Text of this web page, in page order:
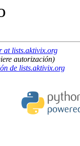
at lists.aktivix.org
autorización)
de lists.aktivix.org